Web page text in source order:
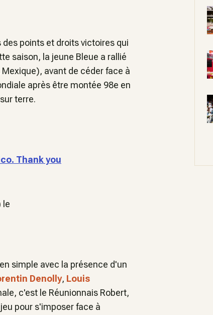
des points et droits victoires qui
saison, la jeune Bleue a rallié
avant de céder face à
après être montée 98e en
terre.
Thank you
le
simple avec la présence d'un
Denolly, Louis
c'est le Réunionnais Robert,
pour s'imposer face à